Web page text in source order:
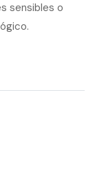
sensibles o